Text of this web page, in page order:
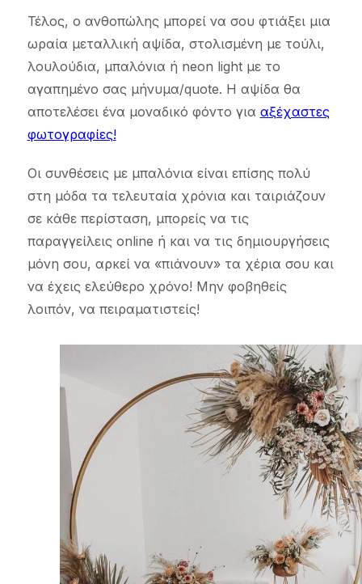
Τέλος, ο ανθοπώλης μπορεί να σου φτιάξει μια
ωραία μεταλλική αψίδα, στολισμένη με τούλι,
λουλούδια, μπαλόνια ή neon light με το
αγαπημένο σας μήνυμα/quote. Η αψίδα θα
αποτελέσει ένα μοναδικό φόντο για αξέχαστες
φωτογραφίες!
Οι συνθέσεις με μπαλόνια είναι επίσης πολύ
στη μόδα τα τελευταία χρόνια και ταιριάζουν
σε κάθε περίσταση, μπορείς να τις
παραγγείλεις online ή και να τις δημιουργήσεις
μόνη σου, αρκεί να «πιάνουν» τα χέρια σου και
να έχεις ελεύθερο χρόνο! Μην φοβηθείς
λοιπόν, να πειραματιστείς!